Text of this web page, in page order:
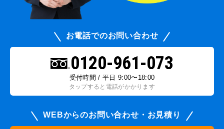
お電話でのお問い合わせ
0120-961-073
受付時間 / 平日 9:00〜18:00
タップすると電話がかかります
WEBからのお問い合わせ・お見積り